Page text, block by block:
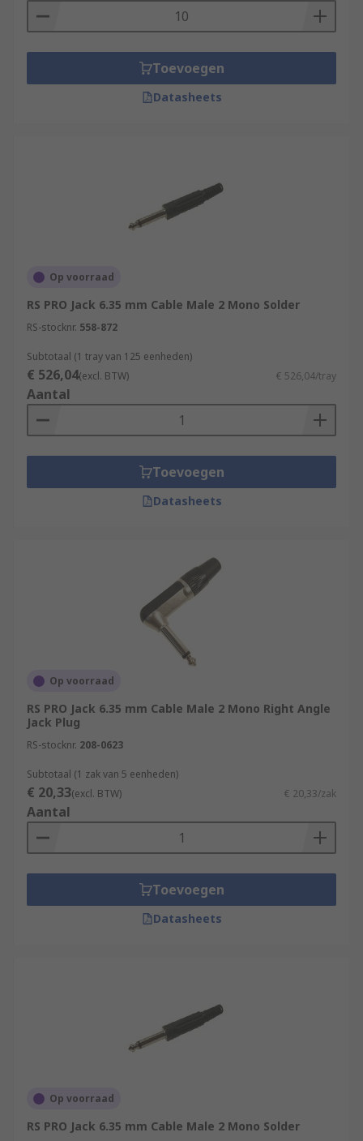
Toevoegen
Datasheets
Op voorraad
RS PRO Jack 6.35 mm Cable Male 2 Mono Solder
RS-stocknr. 558-872
Subtotaal (1 tray van 125 eenheden)
€ 526,04(excl. BTW) € 526,04/tray
Aantal
Toevoegen
Datasheets
Op voorraad
RS PRO Jack 6.35 mm Cable Male 2 Mono Right Angle
Jack Plug
RS-stocknr. 208-0623
Subtotaal (1 zak van 5 eenheden)
€ 20,33(excl. BTW) € 20,33/zak
Aantal
Toevoegen
Datasheets
Op voorraad
RS PRO Jack 6.35 mm Cable Male 2 Mono Solder